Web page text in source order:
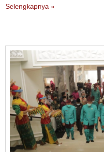
Selengkapnya »